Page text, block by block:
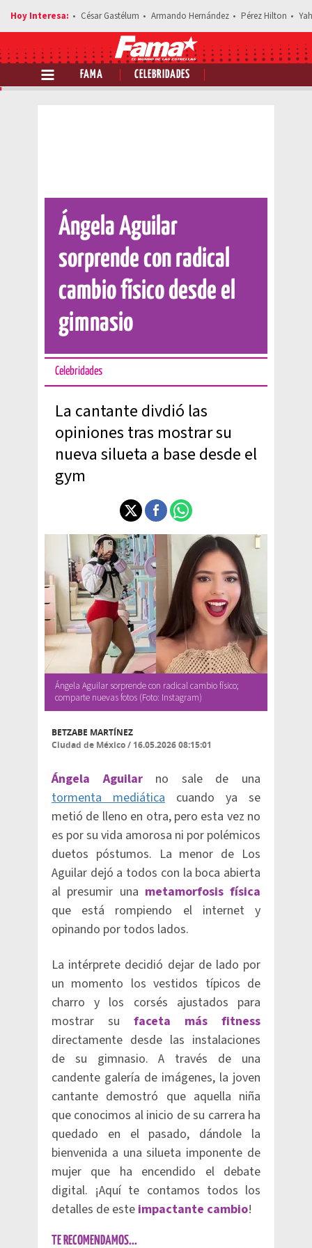
César Gastélum Armando Hernández Pérez Hilton
FAMA CELEBRIDADES
Comparte esta noticia
Ángela Aguilar
sorprende con radical
cambio físico desde el
gimnasio
Celebridades
La cantante divdió las
opiniones tras mostrar su
nueva silueta a base desde el
gym
Ángela Aguilar sorprende con radical cambio físico;
comparte nuevas fotos (Foto: Instagram)
BETZABE MARTÍNEZ
Ciudad de México/ 16.05.2026 08:15:01
Ángela Aguilar no sale de una
tormenta mediática cuando ya se
metió de lleno en otra, pero esta vez no
es por su vida amorosa ni por polémicos
duetos póstumos. La menor de Los
Aguilar dejó a todos con la boca abierta
al presumir una metamorfosis física
que está rompiendo el internet y
opinando por todos lados.
La intérprete decidió dejar de lado por
un momento los vestidos típicos de
charro y los corsés ajustados para
mostrar su faceta más fitness
directamente desde las instalaciones
de su gimnasio. A través de una
candente galería de imágenes, la joven
cantante demostró que aquella niña
que conocimos al inicio de su carrera ha
quedado en el pasado, dándole la
bienvenida a una silueta imponente de
mujer que ha encendido el debate
digital. ¡Aquí te contamos todos los
detalles de este impactante cambio!
TE RECOMENDAMOS...